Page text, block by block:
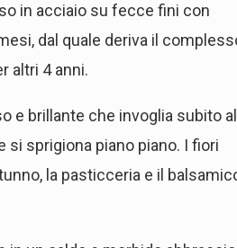
in acciaio su fecce fini con
dal quale deriva il
altri 4 anni.
e brillante che invoglia subito
sprigiona piano piano. I fiori
la pasticceria e il